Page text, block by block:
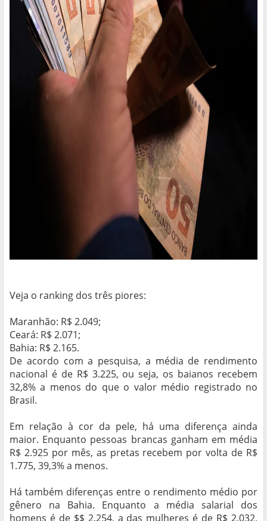
Veja o ranking dos três piores:
Maranhão: R$ 2.049;
Ceará: R$ 2.071;
Bahia: R$ 2.165.
De acordo com a pesquisa, a média de rendimento
nacional é de R$ 3.225, ou seja, os baianos recebem
32,8% a menos do que o valor médio registrado no
Brasil.
Em relação à cor da pele, há uma diferença ainda
maior. Enquanto pessoas brancas ganham em média
R$ 2.925 por mês, as pretas recebem por volta de R$
1.775, 39,3% a menos.
Há também diferenças entre o rendimento médio por
gênero na Bahia. Enquanto a média salarial dos
homens é de $$ 2.254, a das mulheres é de R$ 2.032,